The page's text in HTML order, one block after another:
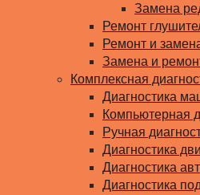
Замена
Ремонт
Ремонт и
Замена и
Комплексная
Диагностика
Компьютерная
Ручная
Диагностика
Диагностика
Диагностика